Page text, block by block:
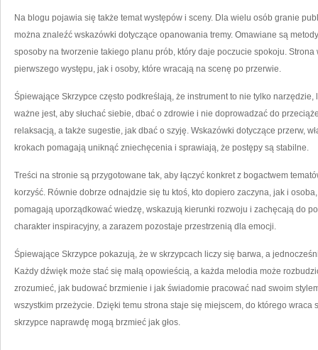
Na blogu pojawia się także temat występów i sceny. Dla wielu osób granie
można znaleźć wskazówki dotyczące opanowania tremy. Omawiane są
sposoby na tworzenie takiego planu prób, który daje poczucie spokoju.
pierwszego występu, jak i osoby, które wracają na scenę po przerwie.
Śpiewające Skrzypce często podkreślają, że instrument to nie tylko
ważne jest, aby słuchać siebie, dbać o zdrowie i nie doprowadzać do
relaksacją, a także sugestie, jak dbać o szyję. Wskazówki dotyczące przerw,
krokach pomagają uniknąć zniechęcenia i sprawiają, że postępy są stabilne.
Treści na stronie są przygotowane tak, aby łączyć konkret z bogactwem
korzyść. Równie dobrze odnajdzie się tu ktoś, kto dopiero zaczyna, jak i
pomagają uporządkować wiedzę, wskazują kierunki rozwoju i zachęcają do
charakter inspiracyjny, a zarazem pozostaje przestrzenią dla emocji.
Śpiewające Skrzypce pokazują, że w skrzypcach liczy się barwa, a
Każdy dźwięk może stać się małą opowieścią, a każda melodia może
zrozumieć, jak budować brzmienie i jak świadomie pracować nad swoim
wszystkim przeżycie. Dzięki temu strona staje się miejscem, do którego
skrzypce naprawdę mogą brzmieć jak głos.